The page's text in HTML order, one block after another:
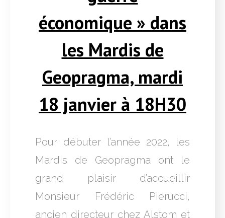
économique » dans
les Mardis de
Geopragma, mardi
18 janvier à 18H30
Pour débuter l’année 2022, les
Mardis de Geopragma ont le
grand plaisir d’accueillir
Monsieur Frédéric Pierucci,
ancien directeur chez Alstom et